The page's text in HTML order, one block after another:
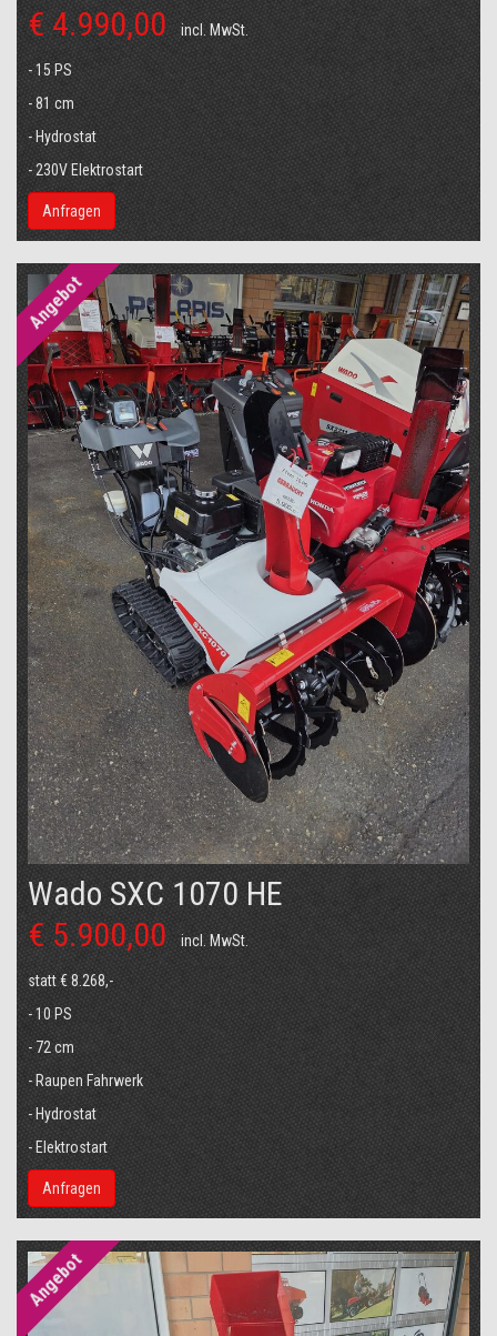
€ 4.990,00 incl. MwSt.
- 15 PS
- 81 cm
- Hydrostat
- 230V Elektrostart
Anfragen
Angebot
Wado SXC 1070 HE
€ 5.900,00
incl. MwSt.
statt € 8.268,-
- 10 PS
- 72 cm
- Raupen Fahrwerk
- Hydrostat
- Elektrostart
Anfragen
Angebot